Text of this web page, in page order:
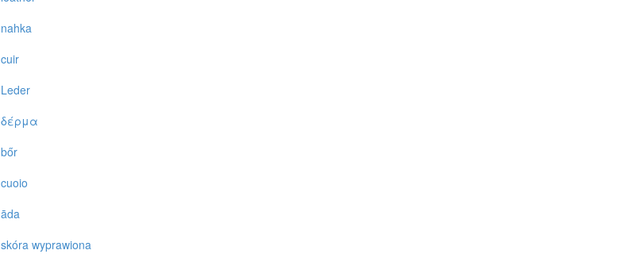
nahka
cuir
Leder
δέρμα
bőr
cuoio
āda
skóra wyprawiona